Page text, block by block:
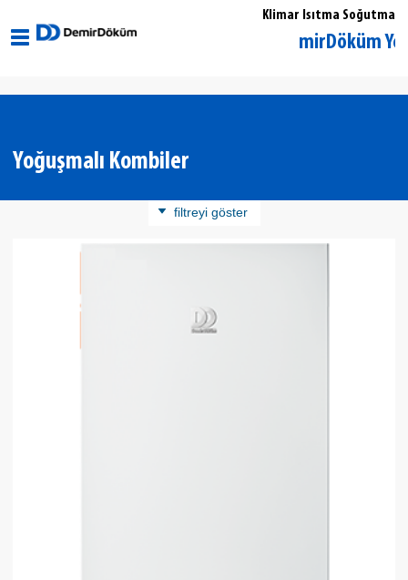
Klimar Isıtma Soğutma
Muğla Marmaris DemirDöküm Yetkili
Yoğuşmalı Kombiler
filtreyi göster